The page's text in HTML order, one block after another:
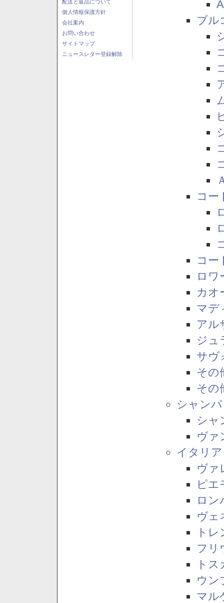
配送と返品について
個人情報保護方針
会社案内
お問い合わせ
サイトマップ
ニュースレター登録解除
ブル
コー
コー
ロワ
カオ
マデ
アル
ジュ
サヴ
その
その
シャン
シャ
ヴァ
イタリア
ヴァ
ピエ
ロン
ヴェ
ト
フリ
ト
ウン
マル